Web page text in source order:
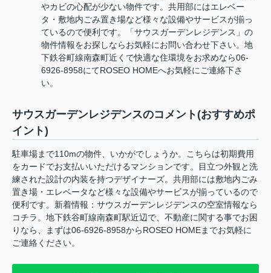
やカビの心配が少ない物件です。共用部にはエレベー
タ・敷地内ごみ置き場など様々な設備やサービスが揃っ
ているので便利です。「サウスガーデンレジデンス」の
物件情報をお探しならお気軽にお問い合わせ下さい。地
下鉄谷町線南森町近くで快適な住環境をお求めなら06-
6926-8958にてROSEO HOMEへお気軽にご連絡下さ
い。
サウスガーデンレジデンスのコメント(おすすめポ
イント)
駐車場まで110mの物件、いかがでしょうか。こちらは初期費用
をカードでお支払いいただけるマンションです。目立つ外観と洗
練された設計の内装を持つデザイナーズ。共用部には敷地内ごみ
置き場・エレベータなど様々な設備やサービスが揃っているので
便利です。新着情報：サウスガーデンレジデンスの空室情報なら
コチラ。地下鉄谷町線南森町駅近辺で、不動産に関する事でお困
りなら、まずは06-6926-8958からROSEO HOMEまでお気軽に
ご連絡ください。